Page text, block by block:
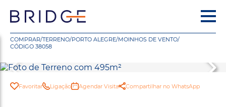
COMPRAR/TERRENO/PORTO ALEGRE/MOINHOS DE VENTO/
CÓDIGO 38058
Favoritar Ligação Agendar Visita Compartilhar no WhatsApp